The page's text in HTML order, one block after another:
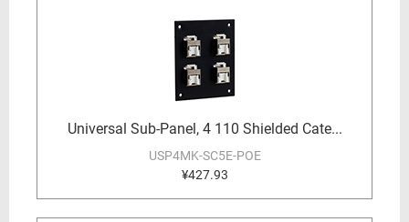
Universal Sub-Panel, 4 110 Shielded Cate...
USP4MK-SC5E-POE
¥427.93